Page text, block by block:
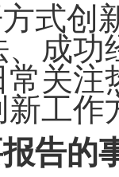
式创
成功
关
工
告的